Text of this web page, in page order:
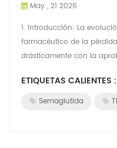
May , 21 2026
1. Introducción: La
farmacéutico de la
drásticamente con la
ETIQUETAS CALIENTES :
Semaglutida